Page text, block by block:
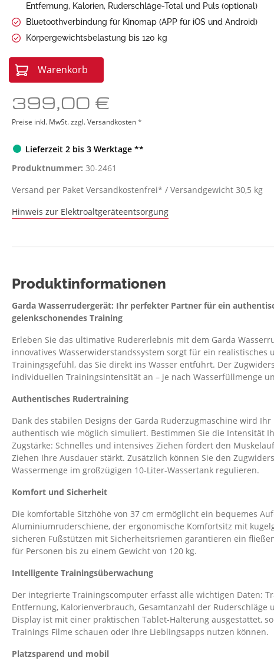
Entfernung, Kalorien, Ruderschläge-Total und Puls (optional)
Bluetoothverbindung für Kinomap (APP für iOS und Android)
Körpergewichtsbelastung bis 120 kg
Warenkorb
399,00 €
Preise inkl. MwSt. zzgl. Versandkosten*
Lieferzeit 2 bis 3 Werktage **
Produktnummer: 30-2461
Versand per Paket Versandkostenfrei* / Versandgewicht 30,5 kg
Hinweis zur Elektroaltgeräteentsorgung
Produktinformationen
Garda Wasserrudergerät: Ihr perfekter Partner für ein
gelenkschonendes Training
Erleben Sie das ultimative Rudererlebnis mit dem Garda
innovatives Wasserwiderstandssystem sorgt für ein realistisches
Trainingsgefühl, das Sie direkt ins Wasser entführt. Der
individuellen Trainingsintensität an – je nach Wasserfüllmenge
Authentisches Rudertraining
Dank des stabilen Designs der Garda Ruderzugmaschine wird
authentisch wie möglich simuliert. Bestimmen Sie die Intensität
Zugstärke: Schnelles und intensives Ziehen fördert den
Ziehen Ihre Ausdauer stärkt. Zusätzlich können Sie den
Wassermenge im großzügigen 10-Liter-Wassertank regulieren.
Komfort und Sicherheit
Die komfortable Sitzhöhe von 37 cm ermöglicht ein bequemes
Aluminiumruderschiene, der ergonomische Komfortsitz mit
sicheren Fußstützen mit Sicherheitsriemen garantieren ein
für Personen bis zu einem Gewicht von 120 kg.
Intelligente Trainingsüberwachung
Der integrierte Trainingscomputer erfasst alle wichtigen Daten:
Entfernung, Kalorienverbrauch, Gesamtanzahl der Ruderschläge
Display ist mit einer praktischen Tablet-Halterung ausgestattet,
Trainings Filme schauen oder Ihre Lieblingsapps nutzen können.
Platzsparend und mobil